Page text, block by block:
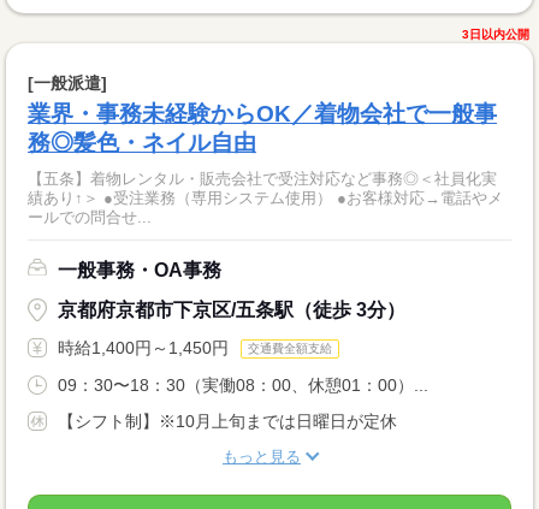
3日以内公開
[一般派遣]
業界・事務未経験からOK／着物会社で一般事
務◎髪色・ネイル自由
【五条】着物レンタル・販売会社で受注対応など事務◎＜社員化実
績あり↑＞ ●受注業務（専用システム使用） ●お客様対応→電話やメ
ールでの問合せ...
一般事務・OA事務
京都府京都市下京区/五条駅（徒歩 3分）
時給1,400円～1,450円 交通費全額支給
09：30〜18：30（実働08：00、休憩01：00）...
【シフト制】※10月上旬までは日曜日が定休
もっと見る